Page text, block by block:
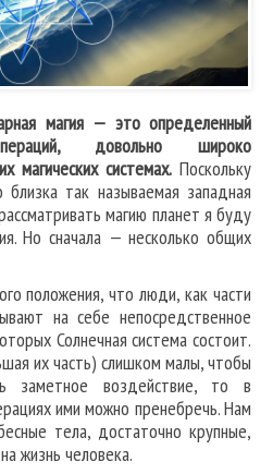
магия — это определенный
довольно широко
магических системах. Поскольку
так называемая западная
магию планет я буду
Но сначала — несколько общих
положения, что люди, как части
на себе непосредственное
Солнечная система состоит.
их часть) слишком малы, чтобы
заметное воздействие, то в
ими можно пренебречь. Нам
тела, достаточно крупные,
жизнь человека.